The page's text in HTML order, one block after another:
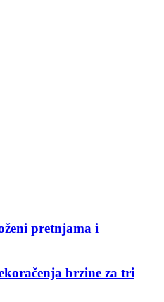
pretnjama i
brzine za tri